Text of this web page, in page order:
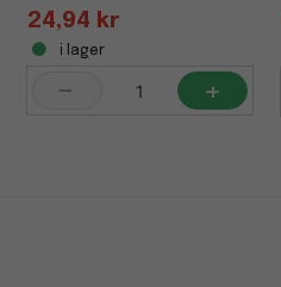
24,94 kr
i lager
- +